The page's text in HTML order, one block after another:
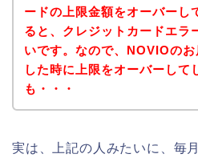
ードの上限金額をオーバーし
ると、クレジットカードエラ
いです。なので、NOVIOの
した時に上限をオーバーして
も・・・
実は、上記の人みたいに、毎